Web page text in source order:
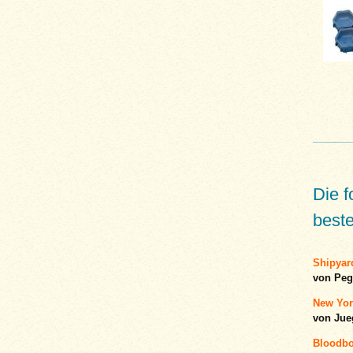
Die
von
New
von